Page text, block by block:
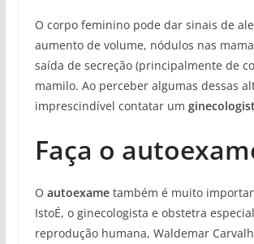
O corpo feminino pode dar sinais de
aumento de volume, nódulos nas
saída de secreção (principalmente de
mamilo. Ao perceber algumas dessas
imprescindível contatar um
Faça o
O autoexametambém é muito
IstoÉ, o ginecologista e obstetra
reprodução humana, Waldemar